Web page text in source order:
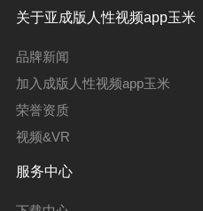
关于亚成版人性视频app玉米
品牌新闻
加入成版人性视频app玉米
荣誉资质
视频&VR
服务中心